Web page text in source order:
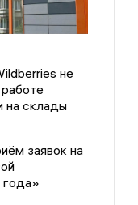
не
на склады
заявок на
года»